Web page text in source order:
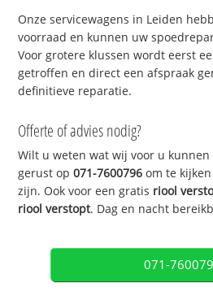
Onze servicewagens in Leiden
voorraad en kunnen uw
Voor grotere klussen wordt eerst
getroffen en direct een afspraak
definitieve reparatie.
Offerte of advies nodig?
Wilt u weten wat wij voor u kunnen
gerust op071-7600796 om te
zijn. Ook voor een gratis riool
riool verstopt. Dag en nacht
071-